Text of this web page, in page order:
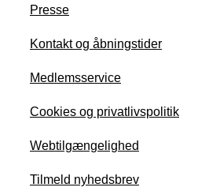
Presse
Kontakt og åbningstider
Medlemsservice
Cookies og privatlivspolitik
Webtilgængelighed
Tilmeld nyhedsbrev